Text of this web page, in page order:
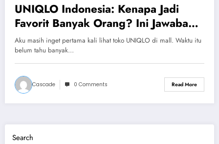
UNIQLO Indonesia: Kenapa Jadi
Favorit Banyak Orang? Ini Jawaban
Jujur Saya
Aku masih inget pertama kali lihat toko UNIQLO di mall. Waktu itu
belum tahu banyak…
Cascade 0 Comments Read More
Search